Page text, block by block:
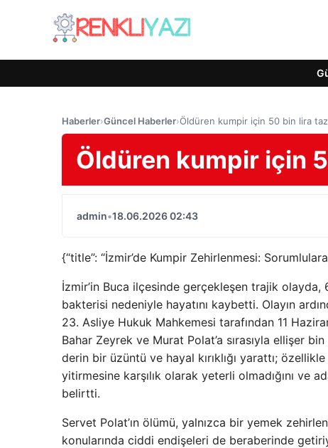
Haberler›Güncel Haberler›Öldüren kumpir için 50 bin lira
Öldüren kumpir için
admin•18.06.2026 02:43
{“title”: “İzmir’de Kumpir Zehirlenmesi:
İzmir’in Buca ilçesinde gerçekleşen trajik
bakterisi nedeniyle hayatını kaybetti. Olayın
23. Asliye Hukuk Mahkemesi tarafından 11
Bahar Zeyrek ve Murat Polat’a sırasıyla ellişer
derin bir üzüntü ve hayal kırıklığı yarattı;
yitirmesine karşılık olarak yeterli olmadığını ve
belirtti.
Servet Polat’ın ölümü, yalnızca bir yemek
konularında ciddi endişeleri de beraberinde